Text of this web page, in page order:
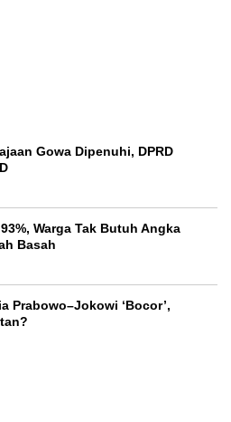
Gowa Dipenuhi, DPRD
Warga Tak Butuh Angka
Basah
Prabowo–Jokowi ‘Bocor’,